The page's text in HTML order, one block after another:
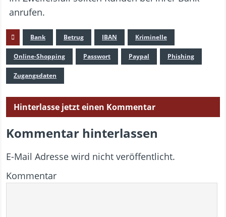
anrufen.
Bank Betrug IBAN Kriminelle
Online-Shopping Passwort Paypal Phishing
Zugangsdaten
Hinterlasse jetzt einen Kommentar
Kommentar hinterlassen
E-Mail Adresse wird nicht veröffentlicht.
Kommentar